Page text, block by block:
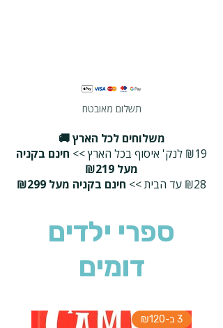
תשלום מאובטח
משלוחים לכל הארץ 🚚
₪19 לנק' איסוף בכל הארץ >>
חינם בקניה
מעל ₪219
₪28 עד הבית >>
חינם בקניה מעל ₪299
ספרי ילדים
דומים
3 ב-₪120